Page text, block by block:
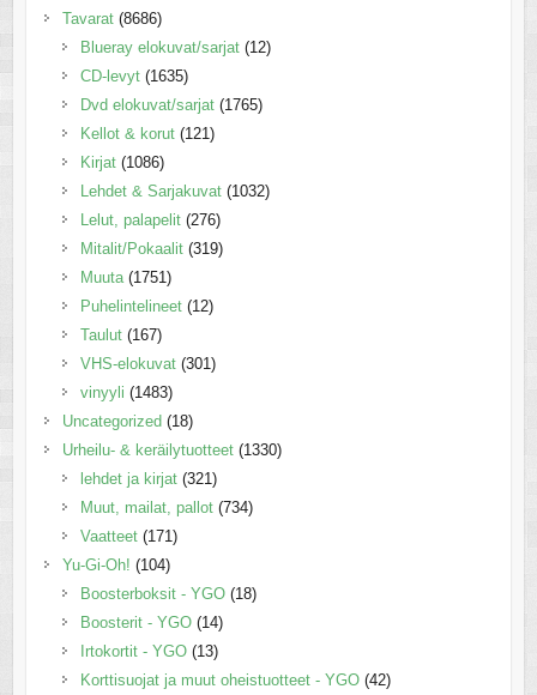
Tavarat (8686)
Blueray elokuvat/sarjat (12)
CD-levyt (1635)
Dvd elokuvat/sarjat (1765)
Kellot & korut (121)
Kirjat (1086)
Lehdet & Sarjakuvat (1032)
Lelut, palapelit (276)
Mitalit/Pokaalit (319)
Muuta (1751)
Puhelintelineet (12)
Taulut (167)
VHS-elokuvat (301)
vinyyli (1483)
Uncategorized (18)
Urheilu- & keräilytuotteet (1330)
lehdet ja kirjat (321)
Muut, mailat, pallot (734)
Vaatteet (171)
Yu-Gi-Oh! (104)
Boosterboksit - YGO (18)
Boosterit - YGO (14)
Irtokortit - YGO (13)
Korttisuojat ja muut oheistuotteet - YGO (42)